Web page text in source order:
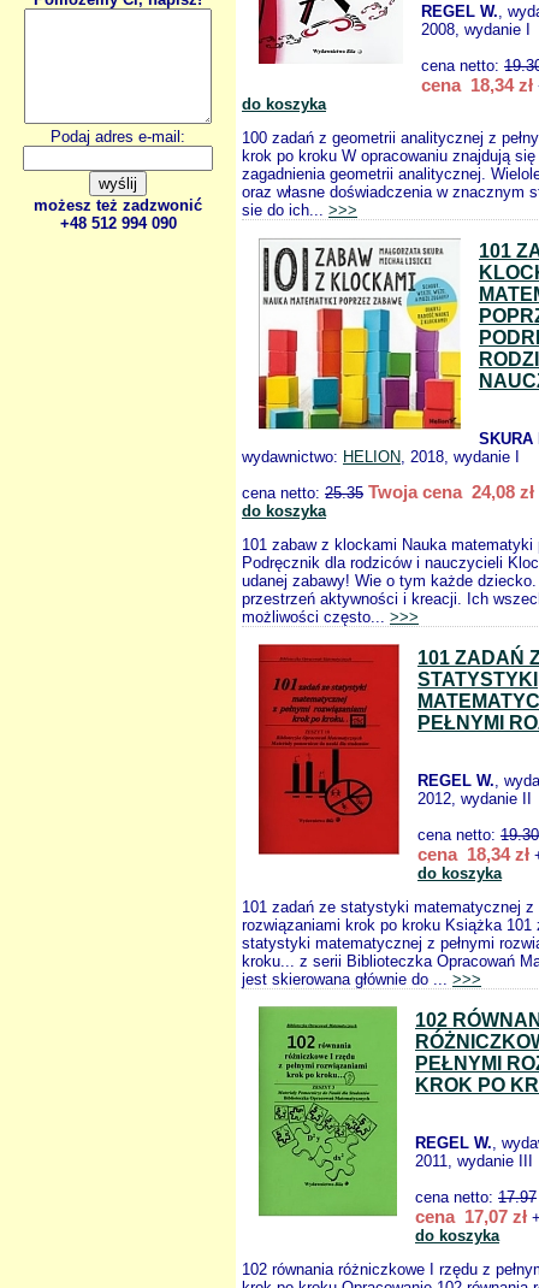
Podaj adres e-mail:
możesz też zadzwonić
+48 512 994 090
REGEL W.,
2008, wydanie I
cena netto:
cena 18,34 zł
do koszyka
100 zadań z geometrii analitycznej z
krok po kroku W opracowaniu znajdują się
zagadnienia geometrii analitycznej.
oraz własne doświadczenia w znacznym
sie do ich... >>>
101
SKURA
wydawnictwo: HELION, 2018, wydanie I
cena netto: 25.35 Twoja cena 24,08 zł
do koszyka
101 zabaw z klockami Nauka matematyki
Podręcznik dla rodziców i nauczycieli
udanej zabawy! Wie o tym każde
przestrzeń aktywności i kreacji. Ich
możliwości często... >>>
101 ZADAŃ
STATYSTYKI
PEŁNYMI
REGEL W.,
2012, wydanie II
cena netto: 19.30
cena 18,34 zł
do koszyka
101 zadań ze statystyki matematycznej z
rozwiązaniami krok po kroku Książka 101
statystyki matematycznej z pełnymi
kroku... z serii Biblioteczka Opracowań
jest skierowana głównie do ... >>>
102
PEŁNYMI
KROK PO
REGEL W.,
2011, wydanie III
cena netto: 17.97
cena 17,07 zł
do koszyka
102 równania różniczkowe I rzędu z